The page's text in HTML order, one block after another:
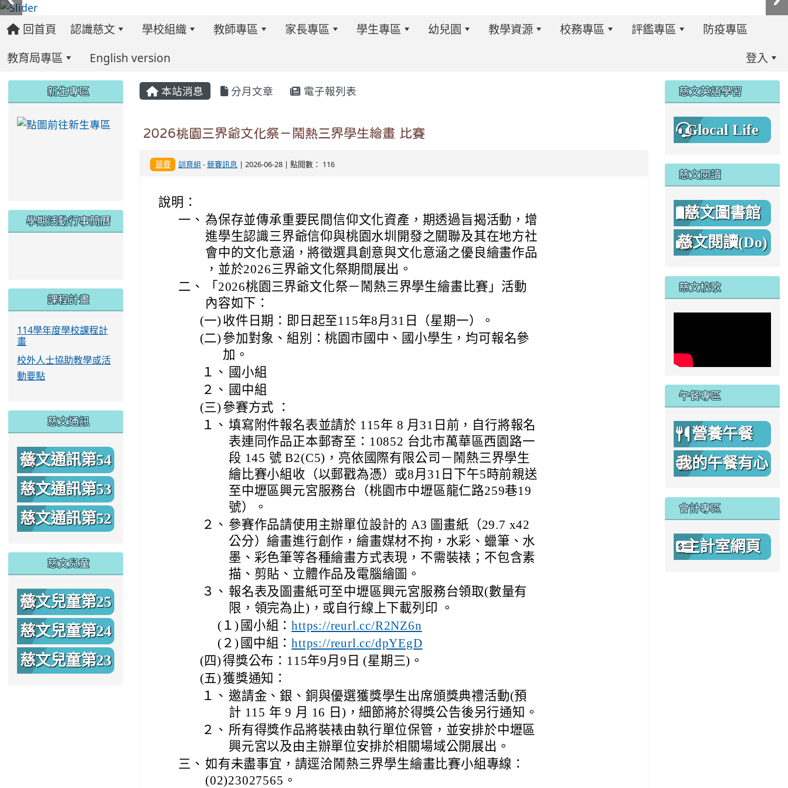
回首頁 認識慈文 學校組織 教師專區 家長專區 學生專區 幼兒園 教學資源 校務專區 評鑑專區
防疫專區
教育局專區
English version 登入
本站消息 分月文章 電子報列表
2026桃園三界爺文化祭－鬧熱三界學生繪畫 比賽
競賽 訓育組 競賽訊息 | 2026-06-28 | 點閱數： 116
說明：
一、
為保存並傳承重要民間信仰文化資產，期透過旨揭活動，增
進學生認識三界爺信仰與桃園水圳開發之關聯及其在地方社
會中的文化意涵，將徵選具創意與文化意涵之優良繪畫作品
，並於2026三界爺文化祭期間展出。
二、
「2026桃園三界爺文化祭－鬧熱三界學生繪畫比賽」活動
內容如下：
(一) 收件日期：即日起至115年8月31日（星期一）。
(二) 參加對象、組別：桃園市國中、國小學生，均可報名參
加。
１、
國小組
２、
國中組
(三) 參賽方式 ：
１、 填寫附件報名表並請於 115年 8 月31日前，自行將報名
表連同作品正本郵寄至：10852 台北市萬華區西園路一
段 145 號 B2(C5)，亮依國際有限公司－鬧熱三界學生
繪比賽小組收（以郵戳為憑）或8月31日下午5時前親送
至中壢區興元宮服務台（桃園市中壢區龍仁路259巷19
號）。
２、
參賽作品請使用主辦單位設計的 A3 圖畫紙（29.7 x42
公分）繪畫進行創作，繪畫媒材不拘，水彩、蠟筆、水
墨、彩色筆等各種繪畫方式表現，不需裝裱；不包含素
描、剪貼、立體作品及電腦繪圖。
３、
報名表及圖畫紙可至中壢區興元宮服務台領取(數量有
限，領完為止)，或自行線上下載列印 。
(１) 國小組：https://reurl.cc/R2NZ6n
(２) 國中組：https://reurl.cc/dpYEgD
(四) 得獎公布：115年9月9日 (星期三)。
(五) 獲獎通知：
１、
邀請金、銀、銅與優選獲獎學生出席頒獎典禮活動(預
計 115 年 9 月 16 日)，細節將於得獎公告後另行通知。
２、
所有得獎作品將裝裱由執行單位保管，並安排於中壢區
興元宮以及由主辦單位安排於相關場域公開展出。
三、 如有未盡事宜，請逕洽鬧熱三界學生繪畫比賽小組專線：
(02)23027565。
::: 新生專區
學期活動行事簡曆
link to https://www.twes.tyc.edu.tw/uploads/tad_blocks/image/113-1%E6%B4%BB%E5%8B%95%E8%A1%8C%E4%BA%8B%E7%B0%A1%E6%9B%86.jpg \
link to https://www.twes.tyc.edu.tw/uploads/tad_blocks/image/114-2%E6%B4%BB%E5%8B%95%E8%A1%8C%E4%BA%8B%E7%B0%A1%E6%9B%86A.png
課程計畫
114學年度學校課程計
畫
校外人士協助教學或活
動要點
慈文通訊
慈文通訊第54
期
慈文通訊第53
期
慈文通訊第52
慈文兒童
慈文兒童第25
期
慈文兒童第24
期
慈文兒童第23
::: 慈文英語學習
Glocal Life
慈文閱讀
慈文圖書館
慈文閱讀(Do)
慈文校歌
午餐專區
營養午餐
我的午餐有心
會計專區
主計室網頁